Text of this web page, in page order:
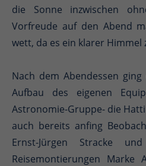
die Sonne inzwischen
Vorfreude auf den Abend
wett, da es ein klarer Himmel
Nach dem Abendessen
Aufbau des eigenen
Astronomie-Gruppe- die
auch bereits anfing
Ernst-Jürgen Stracke
Reisemontierungen Marke